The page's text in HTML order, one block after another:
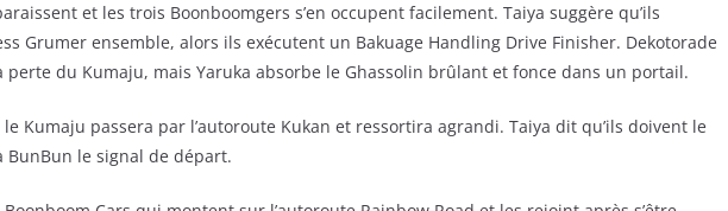
et les trois Boonboomgers s’en occupent facilement. Taiya suggère qu’ils
Grumer ensemble, alors ils exécutent un Bakuage Handling Drive Finisher. Dekotorade
du Kumaju, mais Yaruka absorbe le Ghassolin brûlant et fonce dans un portail.
Kumaju passera par l’autoroute Kukan et ressortira agrandi. Taiya dit qu’ils doivent le
BunBun le signal de départ.